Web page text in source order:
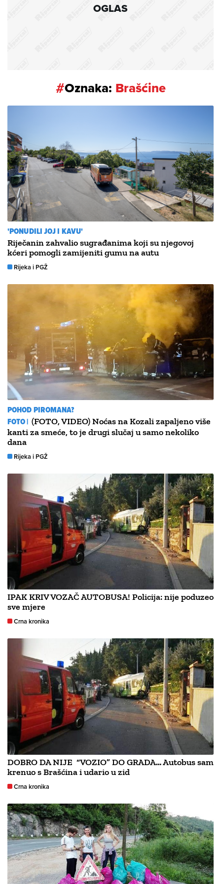
OGLAS
#Oznaka: Brašćine
'PONUDILI JOJ I KAVU'
Riječanin zahvalio sugrađanima koji su njegovoj
kćeri pomogli zamijeniti gumu na autu
Rijeka i PGŽ
POHOD PIROMANA?
FOTO | (FOTO, VIDEO) Noćas na Kozali zapaljeno više
kanti za smeće, to je drugi slučaj u samo nekoliko
dana
Rijeka i PGŽ
IPAK KRIV VOZAČ AUTOBUSA! Policija: nije poduzeo
sve mjere
Crna kronika
DOBRO DA NIJE “VOZIO” DO GRADA… Autobus sam
krenuo s Brašćina i udario u zid
Crna kronika